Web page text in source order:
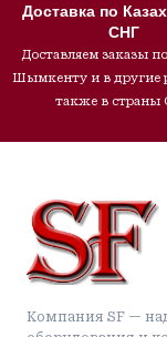
Доставка по
СНГ
Доставляем заказы
Шымкенту и в другие
также в страны
Компания SF —